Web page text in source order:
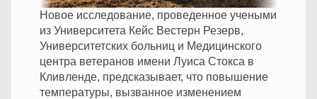
Новое исследование, проведенное учеными
из Университета Кейс Вестерн Резерв,
Университетских больниц и Медицинского
центра ветеранов имени Луиса Стокса в
Кливленде, предсказывает, что повышение
температуры, вызванное изменением